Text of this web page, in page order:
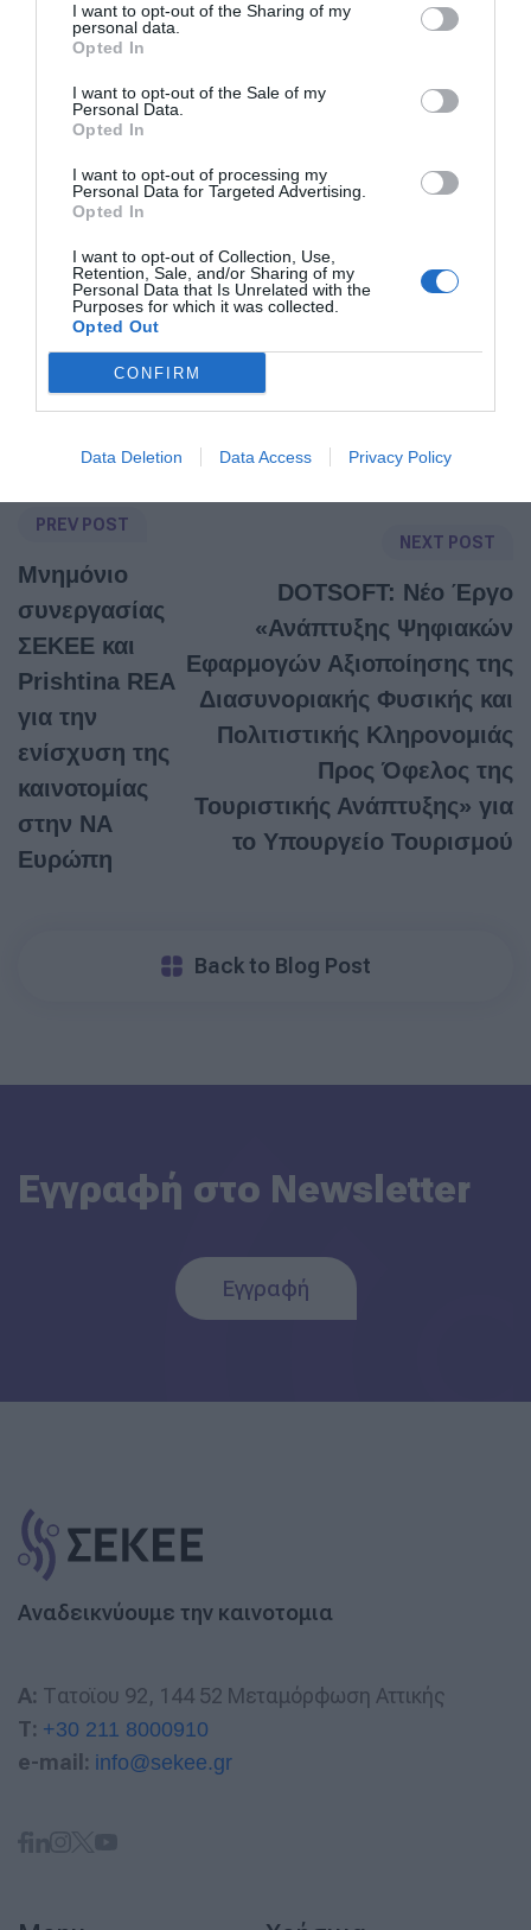
I want to opt-out of the Sharing of my
personal data.
Opted In
I want to opt-out of the Sale of my
Personal Data.
Opted In
I want to opt-out of processing my
Personal Data for Targeted Advertising.
Opted In
I want to opt-out of Collection, Use,
Retention, Sale, and/or Sharing of my
Personal Data that Is Unrelated with the
Purposes for which it was collected.
Opted Out
CONFIRM
Data Deletion Data Access Privacy Policy
σημαντικά την τοπική οικονομία! Ένα ακόμη έργο
ολοκληρώνεται, ολιστικά, με επιτυχία από την
εταιρεία μας, το οποίο προστίθεται στις ήδη 2.000
επιτυχημένες επενδύσεις. Με 4.500
ολοκληρωμένους ελέγχους, 50 πρωτιές σε εθνικό
επίπεδο και 20 βραβευμένα έργα, ηRevival SA
χρηματοδότηση σημαντικών επενδύσεων σε εθνικό
επίπεδο!
Post Tags: REVIVAL
PREV POST
Μνημόνιο
συνεργασίας
ΣΕΚΕΕ και
Prishtina REA
για την
ενίσχυση της
καινοτομίας
στην ΝΑ
Ευρώπη
NEXT POST
DOTSOFT: Νέο Έργο
«Ανάπτυξης Ψηφιακών
Εφαρμογών Αξιοποίησης της
Διασυνοριακής Φυσικής και
Πολιτιστικής Κληρονομιάς
Προς Όφελος της
Τουριστικής Ανάπτυξης» για
το Υπουργείο Τουρισμού
Back to Blog Post
Εγγραφή στο Newsletter
Εγγραφή
Αναδεικνύουμε την καινοτομια
A: Τατοϊου 92, 144 52 Μεταμόρφωση Αττικής
T: +30 211 8000910
e-mail: info@sekee.gr